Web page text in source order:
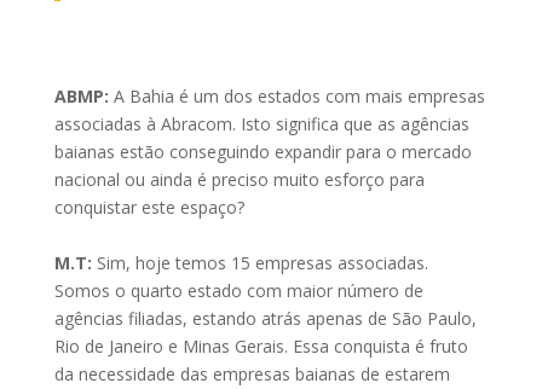
ABMP: A Bahia é um dos estados com mais empresas
associadas à Abracom. Isto significa que as agências
baianas estão conseguindo expandir para o mercado
nacional ou ainda é preciso muito esforço para
conquistar este espaço?
M.T: Sim, hoje temos 15 empresas associadas.
Somos o quarto estado com maior número de
agências filiadas, estando atrás apenas de São Paulo,
Rio de Janeiro e Minas Gerais. Essa conquista é fruto
da necessidade das empresas baianas de estarem